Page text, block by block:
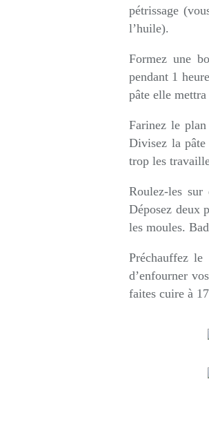
pétrissage
l’huile).
Formez une
pendant 1
pâte elle
Farinez le
Divisez la
trop les
Roulez-les sur
Déposez deux
les moules.
Préchauffez
d’enfourner
faites cuire à